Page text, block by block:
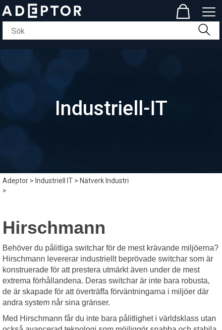
Industriell-IT
Adeptor> Industriell IT>Nätverk Industri
>
Hirschmann
Behöver du pålitliga switchar för de mest krävande miljöerna?
Hirschmann levererar industriellt beprövade switchar som är
konstruerade för att prestera utmärkt även under de mest
extrema förhållandena. Deras switchar är inte bara robusta,
de är skapade för att överträffa förväntningarna i miljöer där
andra system når sina gränser.
Med Hirschmann får du inte bara pålitlighet i världsklass utan